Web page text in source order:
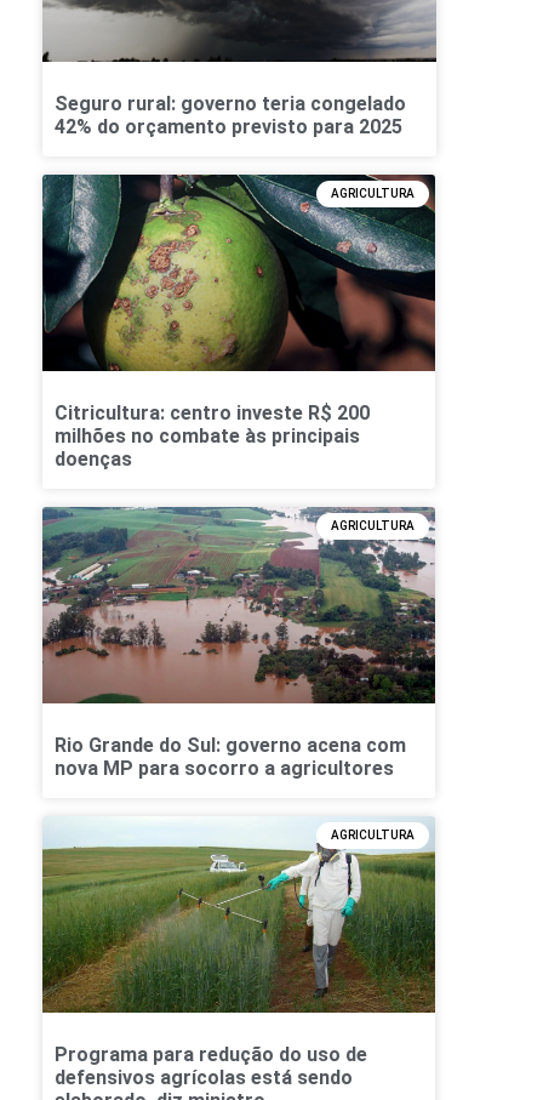
Seguro rural: governo teria congelado
42% do orçamento previsto para 2025
AGRICULTURA
Citricultura: centro investe R$ 200
milhões no combate às principais
doenças
AGRICULTURA
Rio Grande do Sul: governo acena com
nova MP para socorro a agricultores
AGRICULTURA
Programa para redução do uso de
defensivos agrícolas está sendo